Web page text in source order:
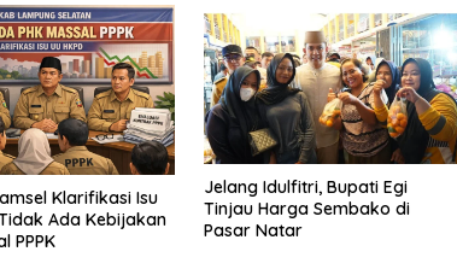
Klarifikasi Isu
Tidak Ada Kebijakan
PPPK
Jelang Idulfitri, Bupati Egi
Tinjau Harga Sembako di
Pasar Natar